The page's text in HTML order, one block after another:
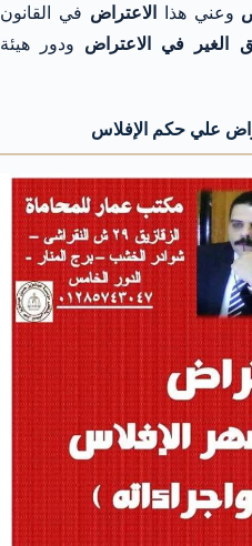
وعني هذا الاعتراض في القانون
الغير في الاعتراض ودور هيئة
علي حكم الإفلاس